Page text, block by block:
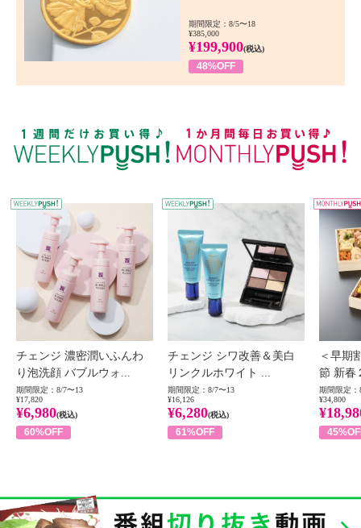
期間限定：8/5〜18
¥385,000
¥199,900(税込)
48%OFF
WEEKLY PUSH
チェンジ 濃密潤いふんわ
り泡洗顔 バブルウォ...
期間限定：8/7〜13
¥17,820
¥6,980(税込)
60%OFF
チェンジ シワ改善＆美白
リンクルホワイト ...
期間限定：8/7〜13
¥16,126
¥6,280(税込)
61%OFF
＜早期
節 新春
期間限定：
¥34,800